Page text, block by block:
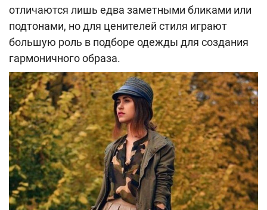
отличаются лишь едва заметными бликами или
подтонами, но для ценителей стиля играют
большую роль в подборе одежды для создания
гармоничного образа.